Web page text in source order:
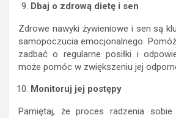
Dbaj o zdrową dietę i sen
Zdrowe nawyki żywieniowe i sen są
samopoczucia emocjonalnego.
zadbać o regularne posiłki i
może pomóc w zwiększeniu jej
Monitoruj jej postępy
Pamiętaj, że proces radzenia